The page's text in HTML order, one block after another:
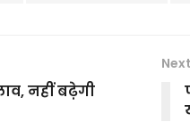
नहीं बढ़ेगी